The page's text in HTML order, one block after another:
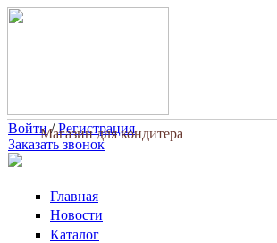
Перейти к основному содержанию
Магазин для кондитера
Войти/Регистрация
Заказать звонок
Главная
Новости
Каталог